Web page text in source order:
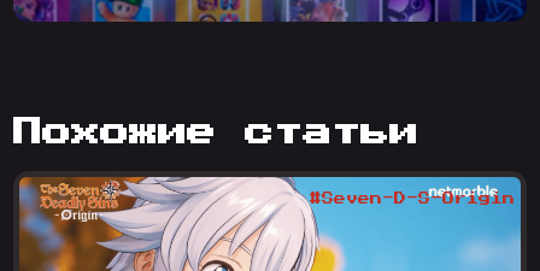
похожие статьи
#Seven-D-S-Origin